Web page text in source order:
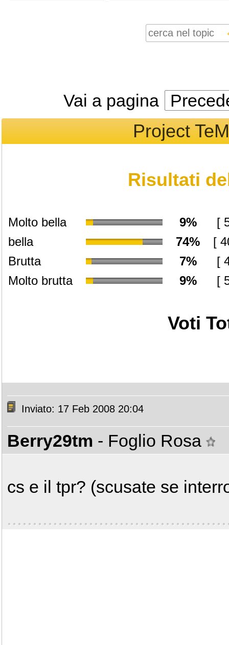
Vai a pagina
Project
Risultati
Molto bella 9%
[
bella
74%
[
Brutta
7%
[
Molto brutta
9% [
Voti
Inviato: 17 Feb 2008 20:04
Berry29tm - Foglio Rosa
cs e il tpr? (scusate se